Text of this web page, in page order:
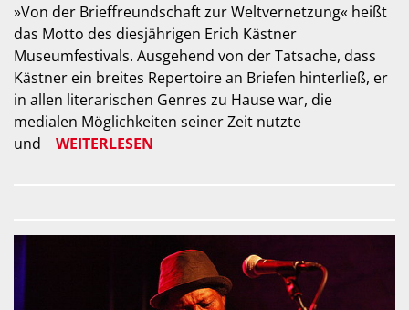
»Von der Brieffreundschaft zur Weltvernetzung« heißt
das Motto des diesjährigen Erich Kästner
Museumfestivals. Ausgehend von der Tatsache, dass
Kästner ein breites Repertoire an Briefen hinterließ, er
in allen literarischen Genres zu Hause war, die
medialen Möglichkeiten seiner Zeit nutzte
und
WEITERLESEN